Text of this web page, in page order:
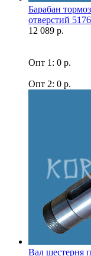
Барабан
отверстий
12 089 р.
Опт 1: 0 р.
Опт 2: 0 р.
Вал шестерня